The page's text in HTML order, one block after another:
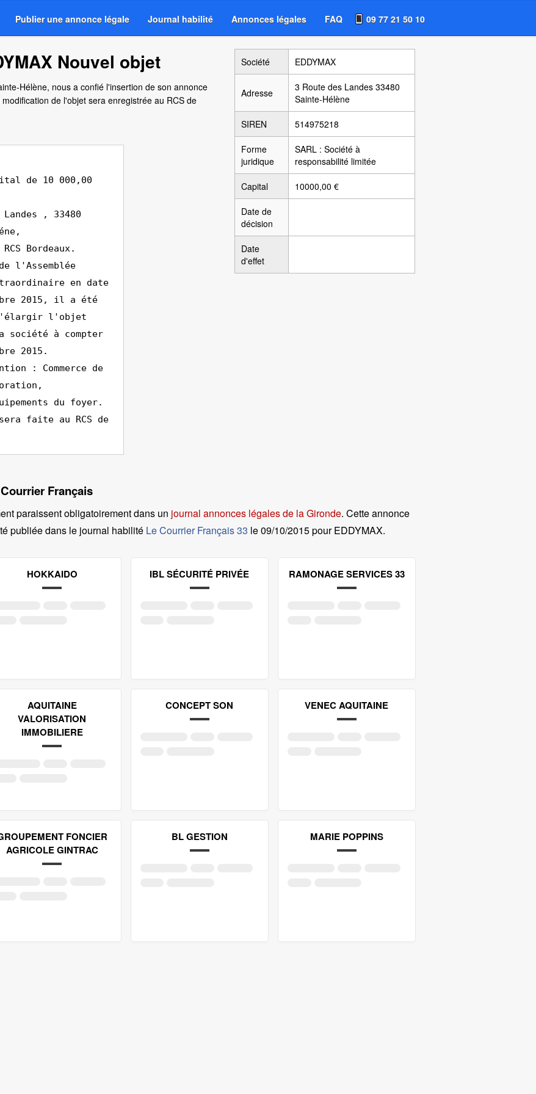
Publier une annonce légale Journal habilité Annonces légales FAQ 09 77 21 50 10
Nouvel objet
Hélène, nous a confié l'insertion de son annonce
de l'objet sera enregistrée au RCS de
de 10 000,00
, 33480
Bordeaux.
l'Assemblée
en date
2015, il a été
l'objet
société à compter
2015.
: Commerce de
du foyer.
faite au RCS de
Société EDDYMAX
Adresse
3 Route des Landes 33480
Sainte-Hélène
SIREN 514975218
Forme
juridique
SARL : Société à
responsabilité limitée
Capital 10000,00 €
Date de
décision
Date
d'effet
Français
paraissent obligatoirement dans un journal annonces légales de la Gironde. Cette annonce
publiée dans le journal habilité Le Courrier Français 33 le09/10/2015 pour EDDYMAX.
HOKKAIDO IBL SÉCURITÉ PRIVÉE RAMONAGE SERVICES 33
AQUITAINE
VALORISATION
IMMOBILIERE
CONCEPT SON VENEC AQUITAINE
FONCIER
AGRICOLE GINTRAC
BL GESTION MARIE POPPINS